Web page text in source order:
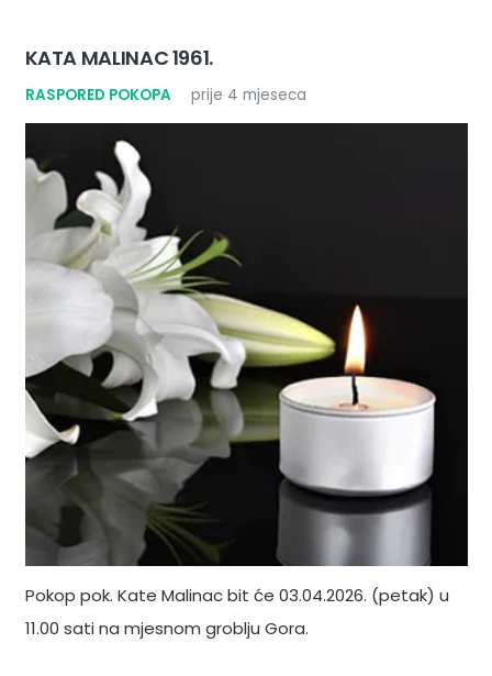
KATA MALINAC 1961.
RASPORED POKOPA prije 4 mjeseca
Pokop pok. Kate Malinac bit će 03.04.2026. (petak) u
11.00 sati na mjesnom groblju Gora.